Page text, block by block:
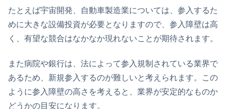
たとえば宇宙開発、自動車製造業については、参入するた
めに大きな設備投資が必要となりますので、参入障壁は高
く、有望な競合はなかなか現れないことが期待されます。
また病院や銀行は、法によって参入規制されている業界で
あるため、新規参入するのが難しいと考えられます。この
ように参入障壁の高さを考えると、業界が安定的なものか
どうかの目安になります。